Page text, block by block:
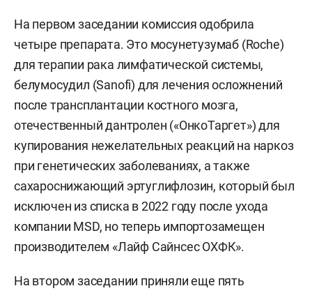
На первом заседании комиссия одобрила
четыре препарата. Это мосунетузумаб (Roche)
для терапии рака лимфатической системы,
белумосудил (Sanofi) для лечения осложнений
после трансплантации костного мозга,
отечественный дантролен («ОнкоТаргет») для
купирования нежелательных реакций на наркоз
при генетических заболеваниях, а также
сахароснижающий эртуглифлозин, который был
исключен из списка в 2022 году после ухода
компании MSD, но теперь импортозамещен
производителем «Лайф Сайнсес ОХФК».
На втором заседании приняли еще пять